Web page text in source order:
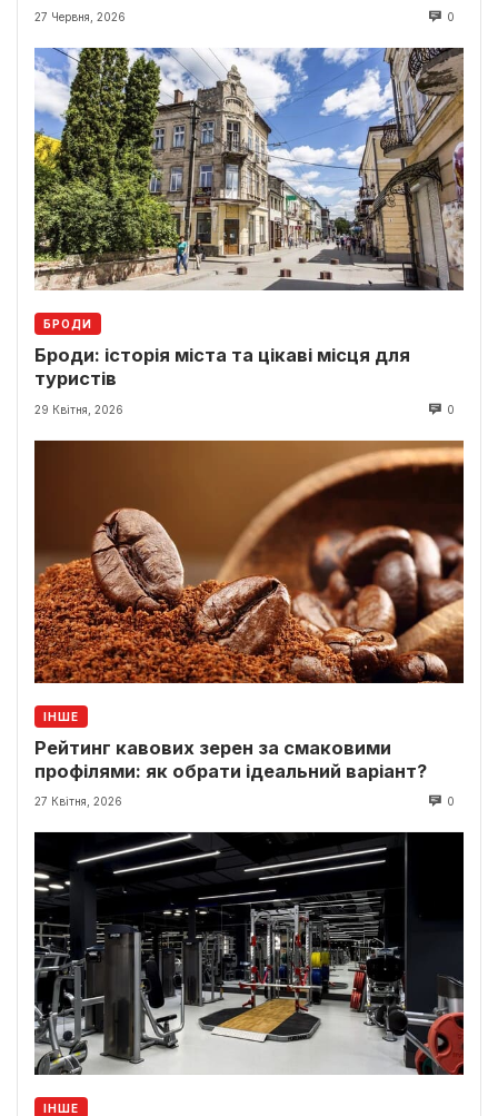
27 Червня, 2026 0
БРОДИ
Броди: історія міста та цікаві місця для
туристів
29 Квітня, 2026 0
ІНШЕ
Рейтинг кавових зерен за смаковими
профілями: як обрати ідеальний варіант?
27 Квітня, 2026 0
ІНШЕ